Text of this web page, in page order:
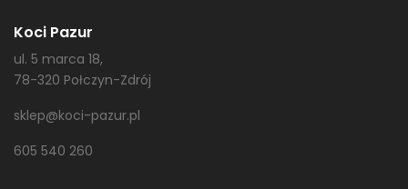
Koci Pazur
ul. 5 marca 18,
78-320 Połczyn-Zdrój
sklep@koci-pazur.pl
605 540 260